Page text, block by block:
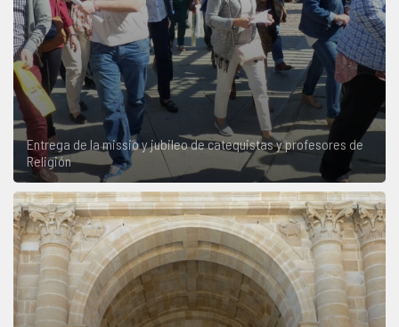
Entrega de la missio y jubileo de catequistas y profesores de
Religión